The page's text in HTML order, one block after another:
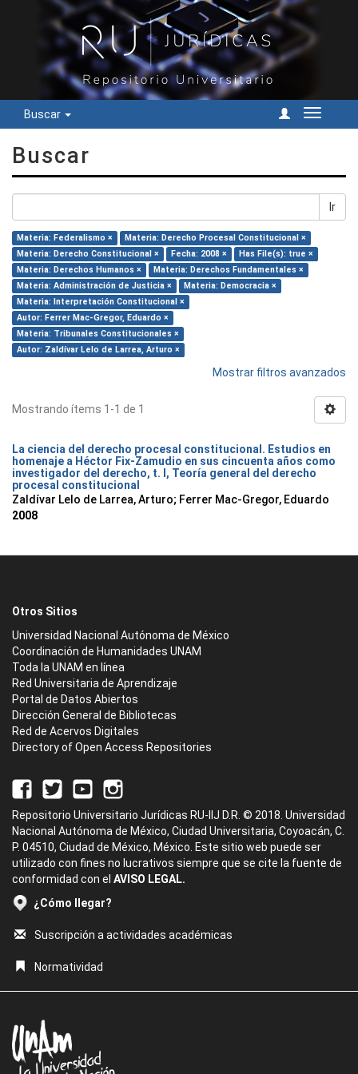
Buscar
Cambiar
Buscar
Ir
Materia: Federalismo ×
Materia: Derecho Procesal Constitucional ×
Materia: Derecho Constitucional ×
Fecha: 2008 ×
Has File(s): true ×
Materia: Derechos Humanos ×
Materia: Derechos Fundamentales ×
Materia: Administración de Justicia ×
Materia: Democracia ×
Materia: Interpretación Constitucional ×
Autor: Ferrer Mac-Gregor, Eduardo ×
Materia: Tribunales Constitucionales ×
Autor: Zaldívar Lelo de Larrea, Arturo ×
Mostrar filtros avanzados
Mostrando ítems 1-1 de 1
La ciencia del derecho procesal constitucional. Estudios en
homenaje a Héctor Fix-Zamudio en sus cincuenta años como
investigador del derecho, t. I, Teoría general del derecho
procesal constitucional
Zaldívar Lelo de Larrea, Arturo; Ferrer Mac-Gregor, Eduardo
2008
Otros Sitios
Universidad Nacional Autónoma de México
Coordinación de Humanidades UNAM
Toda la UNAM en línea
Red Universitaria de Aprendizaje
Portal de Datos Abiertos
Dirección General de Bibliotecas
Red de Acervos Digitales
Directory of Open Access Repositories
Repositorio Universitario Jurídicas RU-IIJ D.R. © 2018. Universidad
Nacional Autónoma de México, Ciudad Universitaria, Coyoacán, C.
P. 04510, Ciudad de México, México. Este sitio web puede ser
utilizado con fines no lucrativos siempre que se cite la fuente de
conformidad con el AVISO LEGAL.
¿Cómo llegar?
Suscripción a actividades académicas
Normatividad